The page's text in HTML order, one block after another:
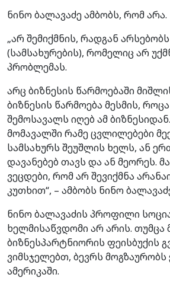
ნინო ბალავაძე ამბობს, რომ არა.
„არ შემიქმნის, რადგან
(სამსახურების), რომელიც არ
პრობლემას.
არც ბიზნესის წარმოებაში
ბიზნესის წარმოება მესმის,
შემოსავალს იღებ ამ
მომავალში რამე ცვლილებები
სამსახურს შეუშლის ხელს, ან
დავანებებ თავს და ან მეორეს.
ვეცდები, რომ არ შევიქმნა
კუთხით“, – ამბობს ნინო
ნინო ბალავაძის პროფილი
ხელმისაწვდომი არ არის. თუმცა
ბიზნესპარტნიორის ფეისბუქის
ვიმსჯელებთ, ბევრს მოგზაურობს
ამერიკაში.